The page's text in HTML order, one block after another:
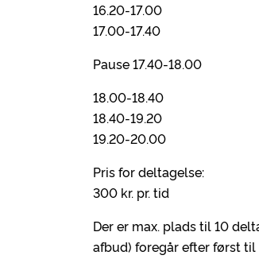
16.20-17.00
17.00-17.40
Pause 17.40-18.00
18.00-18.40
18.40-19.20
19.20-20.00
Pris for deltagelse:
300 kr. pr. tid
Der er max. plads til 10
afbud) foregår efter først